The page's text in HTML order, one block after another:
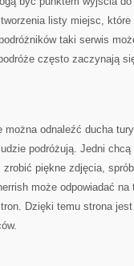
listy miejsc,
taki serwis
często zaczynają
odnaleźć ducha
podróżują. Jedni
piękne zdjęcia,
może odpowiadać na
Dzięki temu strona